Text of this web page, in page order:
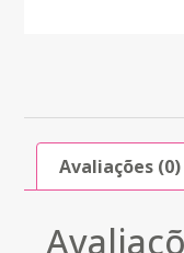
Avaliações (0)